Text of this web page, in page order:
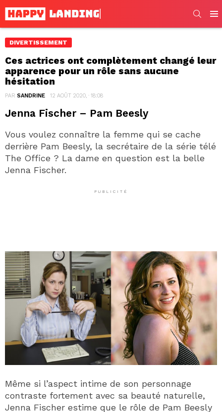
DIVERTISSEMENT
Ces actrices ont complètement changé leur
apparence pour un rôle sans aucune
hésitation
PAR SANDRINE 12 AOÛT 2020, · 18:08
Jenna Fischer – Pam Beesly
Vous voulez connaître la femme qui se cache
derrière Pam Beesly, la secrétaire de la série télé
The Office ? La dame en question est la belle
Jenna Fischer.
PUBLICITÉ
Même si l’aspect intime de son personnage
contraste fortement avec sa beauté naturelle,
Jenna Fischer estime que le rôle de Pam Beesly